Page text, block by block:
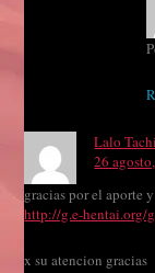
Lalo
26
gracias por el aporte
http://g.e-hentai.org/
x su atencion gracias